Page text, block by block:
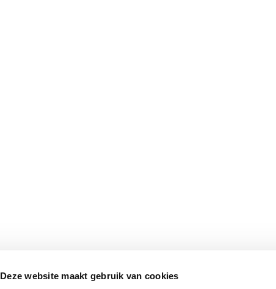
Deze website maakt gebruik van cookies